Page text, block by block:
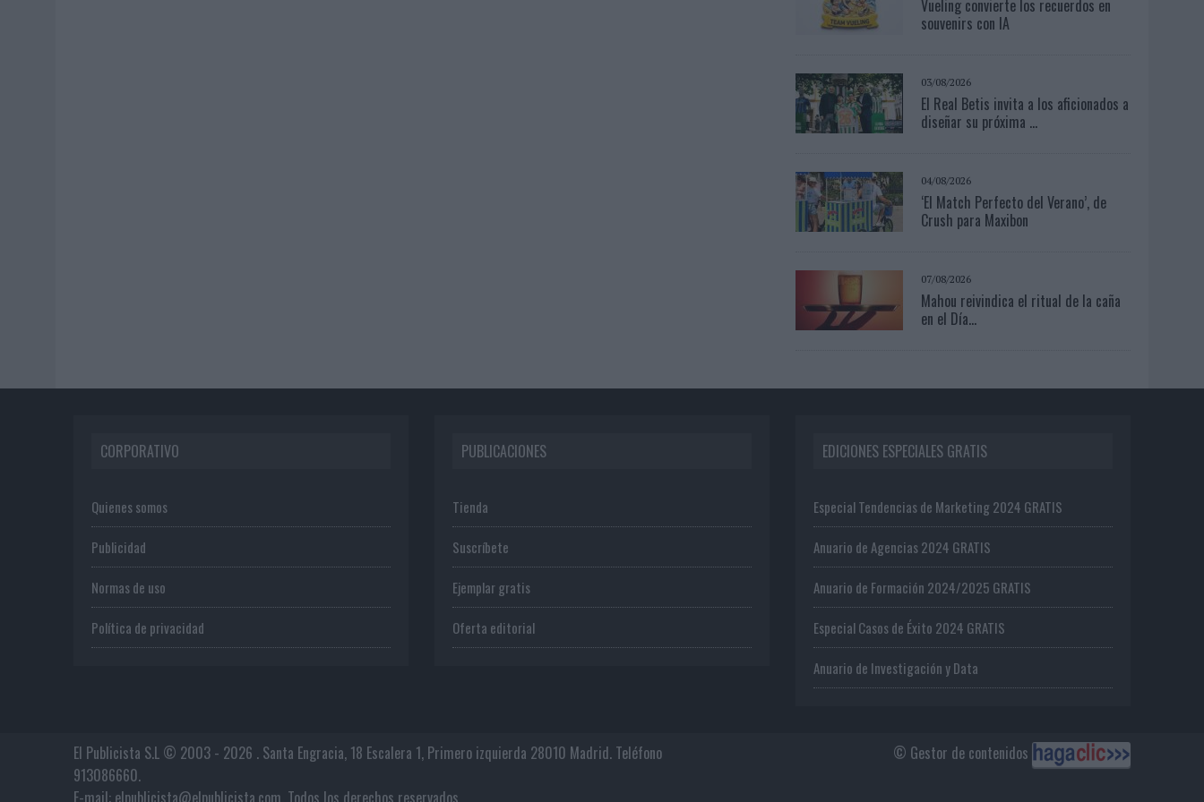
Vueling convierte los recuerdos en
souvenirs con IA
03/08/2026
El Real Betis invita a los aficionados a
diseñar su próxima ...
04/08/2026
‘El Match Perfecto del Verano’, de
Crush para Maxibon
07/08/2026
Mahou reivindica el ritual de la caña
en el Día...
CORPORATIVO
Quienes somos
Publicidad
Normas de uso
Política de privacidad
PUBLICACIONES
Tienda
Suscríbete
Ejemplar gratis
Oferta editorial
EDICIONES ESPECIALES GRATIS
Especial Tendencias de Marketing 2024 GRATIS
Anuario de Agencias 2024 GRATIS
Anuario de Formación 2024/2025 GRATIS
Especial Casos de Éxito 2024 GRATIS
Anuario de Investigación y Data
© Gestor de contenidos
El Publicista S.L © 2003 - 2026 . Santa Engracia, 18 Escalera 1, Primero izquierda 28010 Madrid. Teléfono
913086660.
E-mail: elpublicista@elpublicista.com. Todos los derechos reservados